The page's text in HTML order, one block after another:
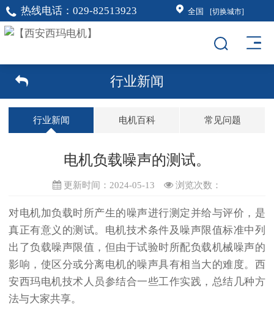
热线电话： 029-82513923 全国 [切换城市]
行业新闻
行业新闻 电机百科 常见问题
电机负载噪声的测试。
更新时间：2024-05-13 浏览次数：
对电机加负载时所产生的噪声进行测定并给与评价，是
真正有意义的测试。电机技术条件及噪声限值标准中列
出了负载噪声限值，但由于试验时所配负载机械噪声的
影响，使区分或分离电机的噪声具有相当大的难度。西
安西玛电机技术人员参结合一些工作实践，总结几种方
法与大家共享。